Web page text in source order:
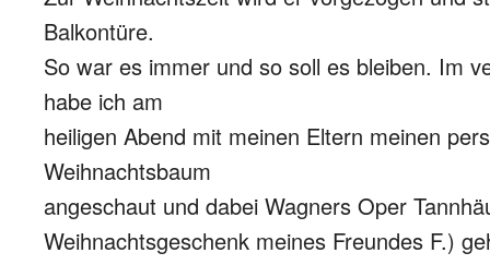
Balkontüre.
So war es immer und so soll es bleiben. Im
habe ich am
heiligen Abend mit meinen Eltern meinen
Weihnachtsbaum
angeschaut und dabei Wagners Oper
Weihnachtsgeschenk meines Freundes F.)